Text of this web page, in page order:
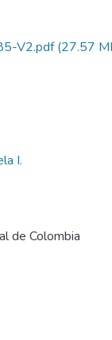
V2.pdf(27.57
I.
de Colombia